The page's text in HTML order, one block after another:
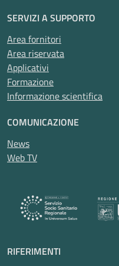
SERVIZI A SUPPORTO
Area fornitori
Area riservata
Applicativi
Formazione
Informazione scientifica
COMUNICAZIONE
News
Web TV
RIFERIMENTI